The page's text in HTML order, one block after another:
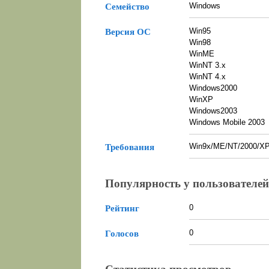
Семейство Windows
Версия ОС
Win95
Win98
WinME
WinNT 3.x
WinNT 4.x
Windows2000
WinXP
Windows2003
Windows Mobile 2003
Требования Win9x/ME/NT/2000/
Популярность у пользователей
Рейтинг 0
Голосов 0